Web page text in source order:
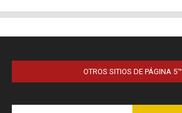
OTROS SITIOS DE PÁGINA 5™